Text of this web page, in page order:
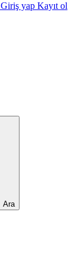
Giriş yap Kayıt ol
Ara